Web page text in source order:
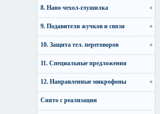
8. Нано чехол-глушилка
9. Подавители жучков и связи
10. Защита тел. переговоров
11. Специальные предложения
12. Направленные микрофоны
Снято с реализации